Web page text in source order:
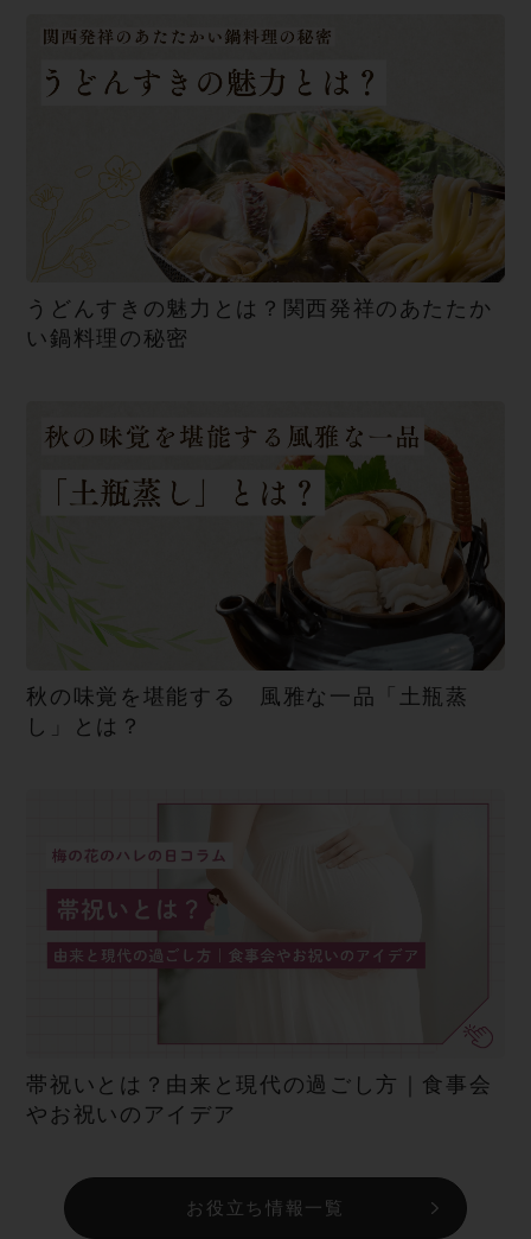
うどんすきの魅力とは？関西発祥のあたたか
い鍋料理の秘密
秋の味覚を堪能する 風雅な一品「土瓶蒸
し」とは？
帯祝いとは？由来と現代の過ごし方｜食事会
やお祝いのアイデア
お役立ち情報一覧